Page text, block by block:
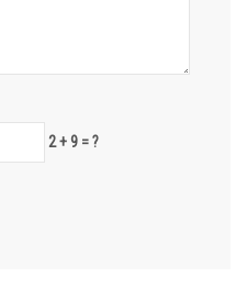
2 + 9 = ?